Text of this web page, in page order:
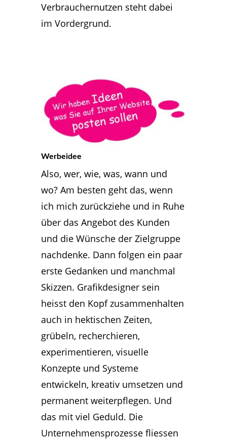
Verbrauchernutzen steht dabei
im Vordergrund.
Werbeidee
Also, wer, wie, was, wann und
wo? Am besten geht das, wenn
ich mich zurückziehe und in Ruhe
über das Angebot des Kunden
und die Wünsche der Zielgruppe
nachdenke. Dann folgen ein paar
erste Gedanken und manchmal
Skizzen. Grafikdesigner sein
heisst den Kopf zusammenhalten
auch in hektischen Zeiten,
grübeln, recherchieren,
experimentieren, visuelle
Konzepte und Systeme
entwickeln, kreativ umsetzen und
permanent weiterpflegen. Und
das mit viel Geduld. Die
Unternehmensprozesse fliessen